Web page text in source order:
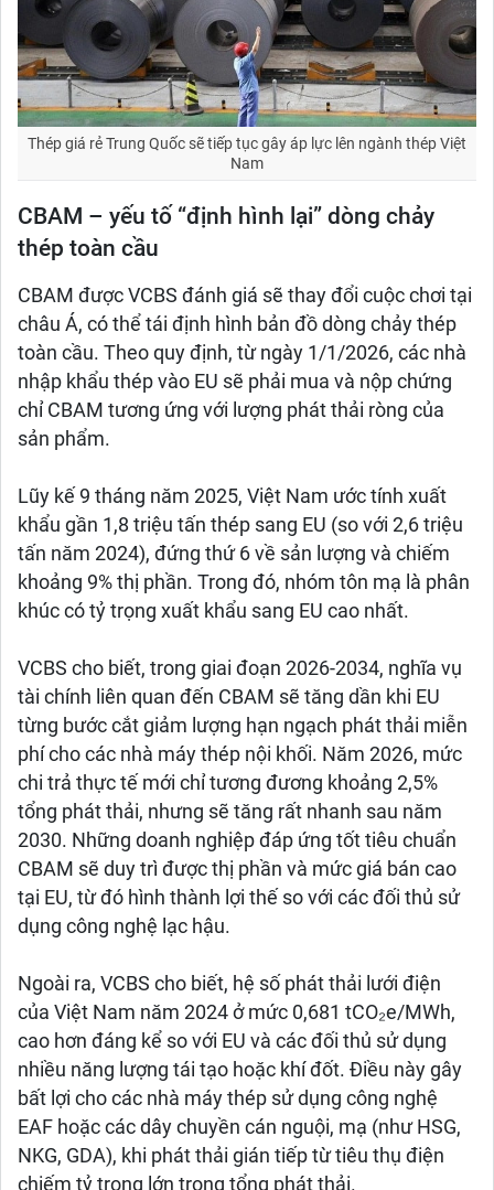
Thép giá rẻ Trung Quốc sẽ tiếp tục gây áp lực lên ngành thép Việt
Nam
CBAM – yếu tố “định hình lại” dòng chảy
thép toàn cầu
CBAM được VCBS đánh giá sẽ thay đổi cuộc chơi tại
châu Á, có thể tái định hình bản đồ dòng chảy thép
toàn cầu. Theo quy định, từ ngày 1/1/2026, các nhà
nhập khẩu thép vào EU sẽ phải mua và nộp chứng
chỉ CBAM tương ứng với lượng phát thải ròng của
sản phẩm.
Lũy kế 9 tháng năm 2025, Việt Nam ước tính xuất
khẩu gần 1,8 triệu tấn thép sang EU (so với 2,6 triệu
tấn năm 2024), đứng thứ 6 về sản lượng và chiếm
khoảng 9% thị phần. Trong đó, nhóm tôn mạ là phân
khúc có tỷ trọng xuất khẩu sang EU cao nhất.
VCBS cho biết, trong giai đoạn 2026-2034, nghĩa vụ
tài chính liên quan đến CBAM sẽ tăng dần khi EU
từng bước cắt giảm lượng hạn ngạch phát thải miễn
phí cho các nhà máy thép nội khối. Năm 2026, mức
chi trả thực tế mới chỉ tương đương khoảng 2,5%
tổng phát thải, nhưng sẽ tăng rất nhanh sau năm
2030. Những doanh nghiệp đáp ứng tốt tiêu chuẩn
CBAM sẽ duy trì được thị phần và mức giá bán cao
tại EU, từ đó hình thành lợi thế so với các đối thủ sử
dụng công nghệ lạc hậu.
Ngoài ra, VCBS cho biết, hệ số phát thải lưới điện
của Việt Nam năm 2024 ở mức 0,681 tCO₂e/MWh,
cao hơn đáng kể so với EU và các đối thủ sử dụng
nhiều năng lượng tái tạo hoặc khí đốt. Điều này gây
bất lợi cho các nhà máy thép sử dụng công nghệ
EAF hoặc các dây chuyền cán nguội, mạ (như HSG,
NKG, GDA), khi phát thải gián tiếp từ tiêu thụ điện
chiếm tỷ trọng lớn trong tổng phát thải.